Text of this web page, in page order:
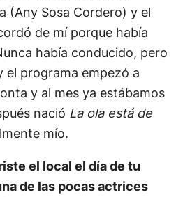
(Any Sosa Cordero) y el
de mí porque había
había conducido, pero
el programa empezó a
y al mes ya estábamos
nació La ola está de
mío.
el local el día de tu
de las pocas actrices